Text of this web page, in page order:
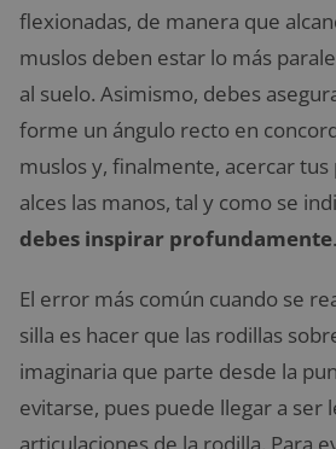
flexionadas, de manera que
muslos deben estar lo más
al suelo. Asimismo, debes
forme un ángulo recto en
muslos y, finalmente, acercar tus
alces las manos, tal y como se
debes inspirar profundamente.
El error más común cuando se
silla es hacer que las rodillas
imaginaria que parte desde la
evitarse, pues puede llegar a ser